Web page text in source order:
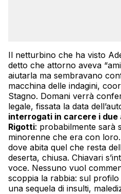
Il netturbino che ha visto
detto che attorno aveva
aiutarla ma sembravano
macchina delle indagini,
Stagno. Domani verrà
legale, fissata la data
interrogati in carcere i
Rigotti: probabilmente sarà
minorenne che era con
dove abita quel che resta
deserta, chiusa. Chiavari
voce. Nessuno vuol
scoppia la rabbia: sul
una sequela di insulti,